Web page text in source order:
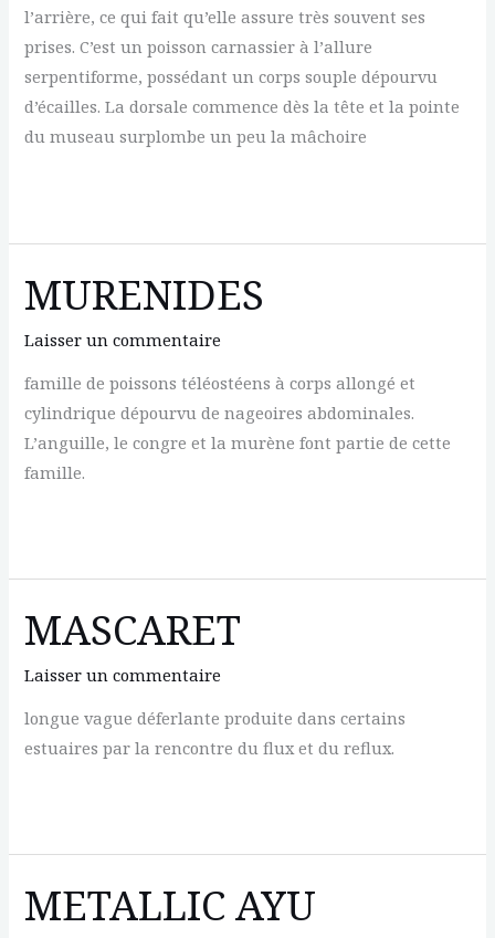
l’arrière, ce qui fait qu’elle assure très souvent ses
prises. C’est un poisson carnassier à l’allure
serpentiforme, possédant un corps souple dépourvu
d’écailles. La dorsale commence dès la tête et la pointe
du museau surplombe un peu la mâchoire
MURENIDES
Laisser un commentaire
famille de poissons téléostéens à corps allongé et
cylindrique dépourvu de nageoires abdominales.
L’anguille, le congre et la murène font partie de cette
famille.
MASCARET
Laisser un commentaire
longue vague déferlante produite dans certains
estuaires par la rencontre du flux et du reflux.
METALLIC AYU